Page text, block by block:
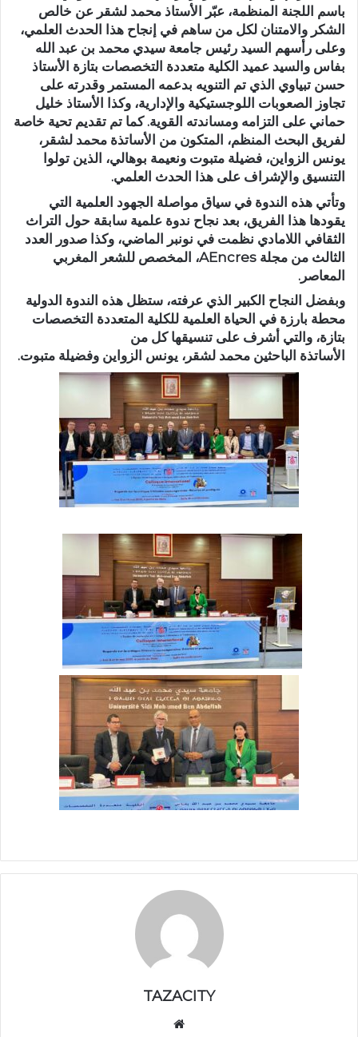
باسم اللجنة المنظمة، عبّر الأستاذ محمد لشقر عن خالص
الشكر والامتنان لكل من ساهم في إنجاح هذا الحدث العلمي،
وعلى رأسهم السيد رئيس جامعة سيدي محمد بن عبد الله
بفاس والسيد عميد الكلية متعددة التخصصات بتازة الأستاذ
حسن تبياوي الذي تم التنويه بدعمه المستمر وقدرته على
تجاوز الصعوبات اللوجستيكية والإدارية، وكذا الأستاذ خليل
حماني على التزامه ومساندته القوية. كما تم تقديم تحية خاصة
لفريق البحث المنظم، المتكون من الأساتذة محمد لشقر،
يونس الزواين، فضيلة متبوت ونعيمة بوهالي، الذين تولوا
التنسيق والإشراف على هذا الحدث العلمي.
وتأتي هذه الندوة في سياق مواصلة الجهود العلمية التي
يقودها هذا الفريق، بعد نجاح ندوة علمية سابقة حول التراث
الثقافي اللامادي نظمت في نونبر الماضي، وكذا صدور العدد
الثالث من مجلة AEncres، المخصص للشعر المغربي
المعاصر.
وبفضل النجاح الكبير الذي عرفته، ستظل هذه الندوة الدولية
محطة بارزة في الحياة العلمية للكلية المتعددة التخصصات
بتازة، والتي أشرف على تنسيقها كل من
الأساتذة الباحثين محمد لشقر، يونس الزواين وفضيلة متبوت.
TAZACITY